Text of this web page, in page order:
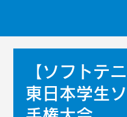
【ソフトテ
東日本学生